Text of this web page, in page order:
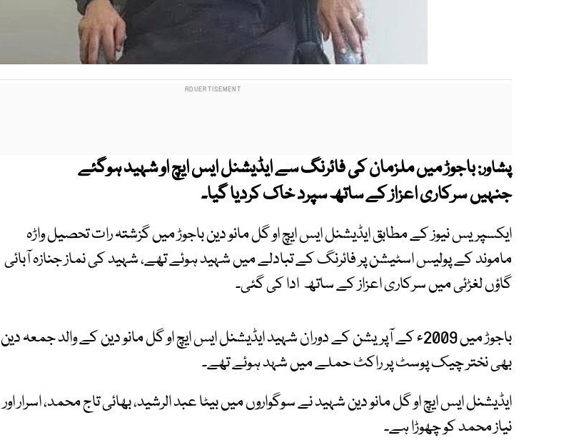
پشاور:باجوڑ میں ملزمان کی فائرنگ سے ایڈیشنل ایس ایچ او شہید ہوگئے
جنہیں سرکاری اعزاز کے ساتھ سپرد خاک کردیا گیا۔
ایکسپریس نیوز کے مطابق ایڈیشنل ایس ایچ او گل مانو دین باجوڑ میں گزشتہ رات تحصیل واڑہ
ماموند کے پولیس اسٹیشن پر فائرنگ کے تبادلے میں شہید ہوئے تھے، شہید کی نماز جنازہ آبائی
گاؤں لغڑئی میں سرکاری اعزاز کے ساتھ ادا کی گئی۔
باجوڑ میں 2009ء کے آپریشن کے دوران شہید ایڈیشنل ایس ایچ او گل مانو دین کے والد جمعہ دین
بھی نختر چیک پوسٹ پر راکٹ حملے میں شہد ہوئے تھے۔
ایڈیشنل ایس ایچ او گل مانو دین شہید نے سوگواروں میں بیٹا عبد الرشید، بھائی تاج محمد، اسرار اور
نیاز محمد کو چھوڑا ہے۔